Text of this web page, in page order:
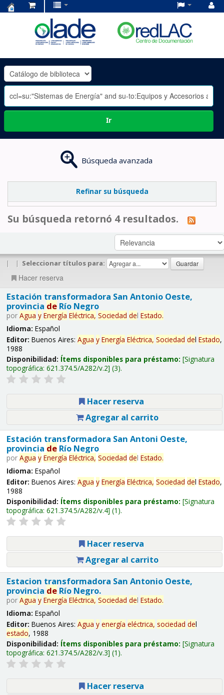
OLADE
-
Ir
Búsqueda avanzada
Refinar su búsqueda
Su búsqueda retornó 4 resultados.
| | Seleccionar títulos para:
Hacer reserva
Estación transformadora San Antonio Oeste,
provincia deRío Negro
por Agua y Energía Eléctrica, Sociedad del Estado.
Idioma: Español
Editor: Buenos Aires: Agua y Energía Eléctrica, Sociedad del Estado,
1988
Disponibilidad: Ítems disponibles para préstamo: Signatura
topográfica: 621.374.5/A282/v.2 (3).
Hacer reserva
Agregar al carrito
Estación transformadora San Antoni Oeste,
provincia deRío Negro
por Agua y Energía Eléctrica, Sociedad del Estado.
Idioma: Español
Editor: Buenos Aires: Agua y Energía Eléctrica, Sociedad del Estado,
1988
Disponibilidad: Ítems disponibles para préstamo: Signatura
topográfica: 621.374.5/A282/v.4 (1).
Hacer reserva
Agregar al carrito
Estacion transformadora San Antonio Oeste,
provincia deRío Negro.
por Agua y Energía Eléctrica, Sociedad del Estado.
Idioma: Español
Editor: Buenos Aires: Agua y energía eléctrica, sociedad del
estado, 1988
Disponibilidad: Ítems disponibles para préstamo: Signatura
topográfica: 621.374.5/A282/v.3 (1).
Hacer reserva